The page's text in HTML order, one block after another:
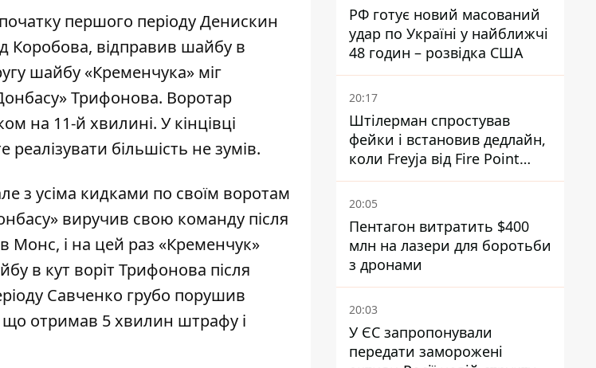
першого періоду Денискин
Коробова, відправив шайбу в
шайбу «Кременчука» міг
Трифонова. Воротар
на 11-й хвилині. У кінцівці
більшість не зумів.
з усіма кидками по своїм воротам
виручив свою команду після
Монс, і на цей раз «Кременчук»
в кут воріт Трифонова після
Савченко грубо порушив
що отримав 5 хвилин штрафу і
РФ готує новий масований
удар по Україні у найближчі
48 годин – розвідка США
20:17
Штілерман спростував
фейки і встановив дедлайн,
коли Freyja від Fire Point
повноцінно запрацює проти
балістики
20:05
Пентагон витратить $400
млн на лазери для боротьби
з дронами
20:03
У ЄС запропонували
передати заморожені